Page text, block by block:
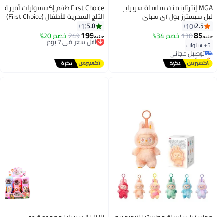
MGA إنترتاينمنت سلسلة سربرايز
ليل سيسترز بول آي سباي
2.5
10
جنيه85
130 خصم 34%
5+ سنوات
#11 في إكسسوارات الدمى
أقل سعر في 7 يوم
توصيل مجاني
بتخلّص بسرعة
#11 في إكسسوارات الدمى
First Choice طقم إكسسوارات أميرة
الثلج السحرية للأطفال (First Choice)
- تاج كريستالي متلألئ، عصا سحرية،
وجديلة شعر تنكرية - ألوان متنوعة،
قطعة واحدة للعب الأدوار والحفلات
5.0
1
جنيه199
249 خصم 20%أقل سعر في 7 يوم
توصيل مجاني